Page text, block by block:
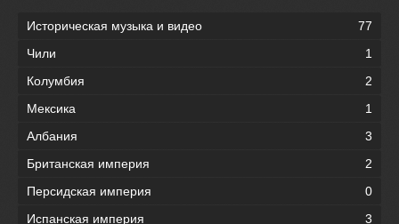
Историческая музыка и видео
77
Чили
1
Колумбия
2
Мексика
1
Албания
3
Британская империя
2
Персидская империя
0
Испанская империя
3